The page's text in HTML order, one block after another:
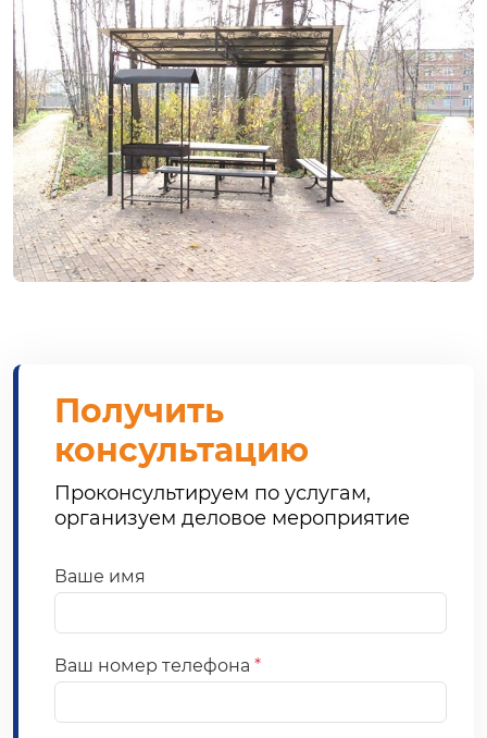
Получить
консультацию
Проконсультируем по услугам,
организуем деловое мероприятие
Ваше имя
Ваш номер телефона *